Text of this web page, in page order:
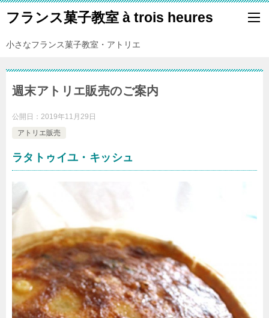
フランス菓子教室 à trois heures
小さなフランス菓子教室・アトリエ
週末アトリエ販売のご案内
公開日： 2019年11月29日
アトリエ販売
ラタトゥイユ・キッシュ